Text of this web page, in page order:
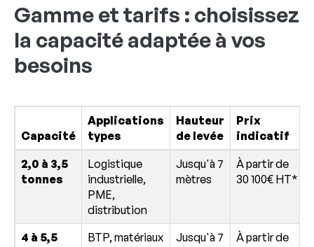
Gamme et tarifs : choisissez
la capacité adaptée à vos
besoins
Capacité
Applications
types
Hauteur
de levée
Prix
indicatif
2,0 à 3,5
tonnes
Logistique
industrielle,
PME,
distribution
Jusqu'à 7
mètres
À partir de
30 100€ HT*
4 à 5,5
BTP, matériaux
Jusqu'à 7
À partir de